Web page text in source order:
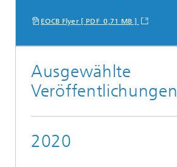
EOCB Flyer [ PDF 0,71 MB ]
Ausgewählte
Veröffentlichungen
2020